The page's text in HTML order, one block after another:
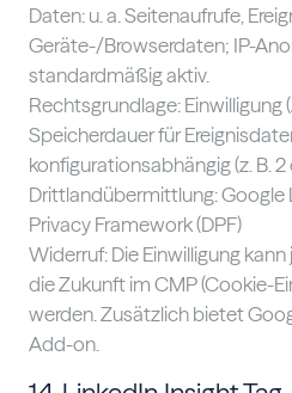
Daten: u. a. Seitenaufrufe,
Geräte-/Browserdaten; IP-
standardmäßig aktiv.
Rechtsgrundlage: Einwilligung
Speicherdauer für
konfigurationsabhängig (z. B. 2
Drittlandübermittlung: Google
Privacy Framework (DPF)
Widerruf: Die Einwilligung
die Zukunft im CMP (Cookie-
werden. Zusätzlich bietet
Add-on.